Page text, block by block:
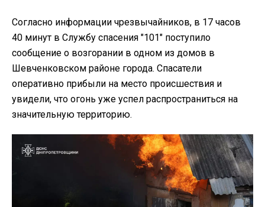
Согласно информации чрезвычайников, в 17 часов
40 минут в Службу спасения "101" поступило
сообщение о возгорании в одном из домов в
Шевченковском районе города. Спасатели
оперативно прибыли на место происшествия и
увидели, что огонь уже успел распространиться на
значительную территорию.